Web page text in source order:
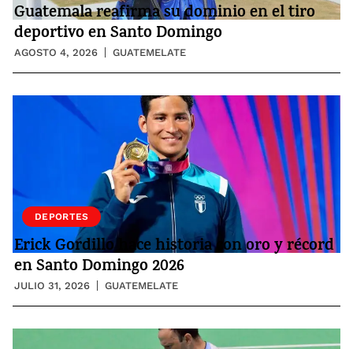
Guatemala reafirma su dominio en el tiro
deportivo en Santo Domingo
AGOSTO 4, 2026 GUATEMELATE
DEPORTES
Erick Gordillo hace historia con oro y récord
en Santo Domingo 2026
JULIO 31, 2026 GUATEMELATE